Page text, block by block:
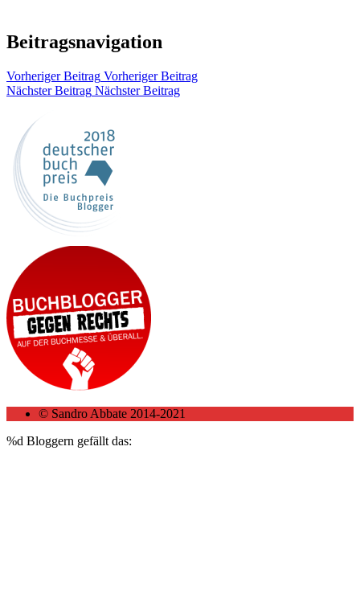
Beitragsnavigation
Vorheriger Beitrag Vorheriger Beitrag
Nächster Beitrag Nächster Beitrag
© Sandro Abbate 2014-2021
%d Bloggern gefällt das: